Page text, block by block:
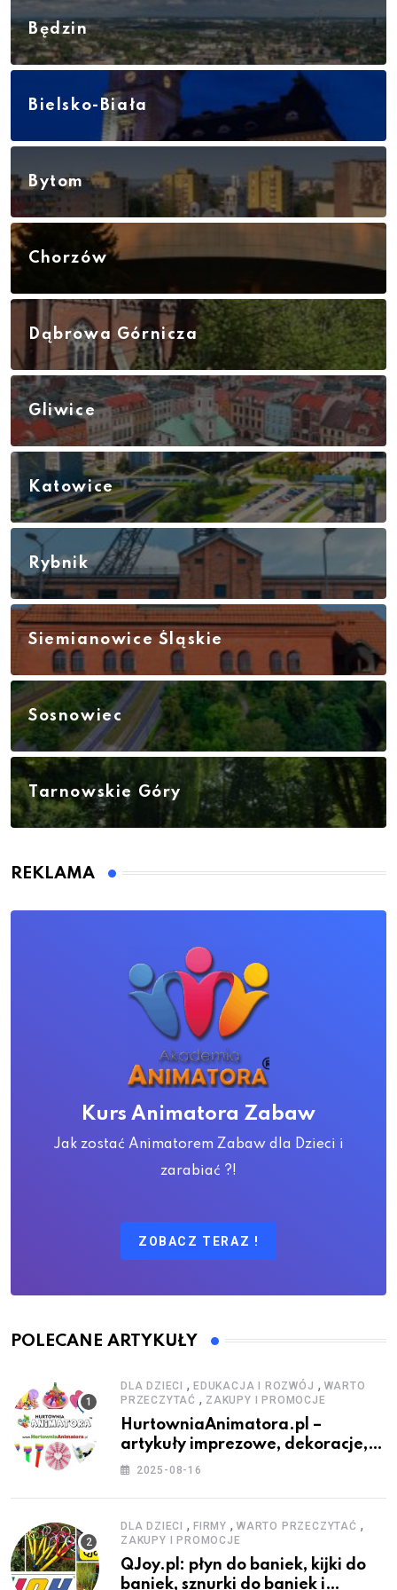
Będzin
Bielsko-Biała
Bytom
Chorzów
Dąbrowa Górnicza
Gliwice
Katowice
Rybnik
Siemianowice Śląskie
Sosnowiec
Tarnowskie Góry
REKLAMA
Kurs Animatora Zabaw
Jak zostać Animatorem Zabaw dla Dzieci i
zarabiać ?!
ZOBACZ TERAZ !
POLECANE ARTYKUŁY
DLA DZIECI , EDUKACJA I ROZWÓJ , WARTO
PRZECZYTAĆ , ZAKUPY I PROMOCJE
HurtowniaAnimatora.pl –
artykuły imprezowe, dekoracje,
stroje i akcesoria dla animatorów
2025-08-16
DLA DZIECI , FIRMY , WARTO PRZECZYTAĆ ,
ZAKUPY I PROMOCJE
QJoy.pl: płyn do baniek, kijki do
baniek, sznurki do baniek i